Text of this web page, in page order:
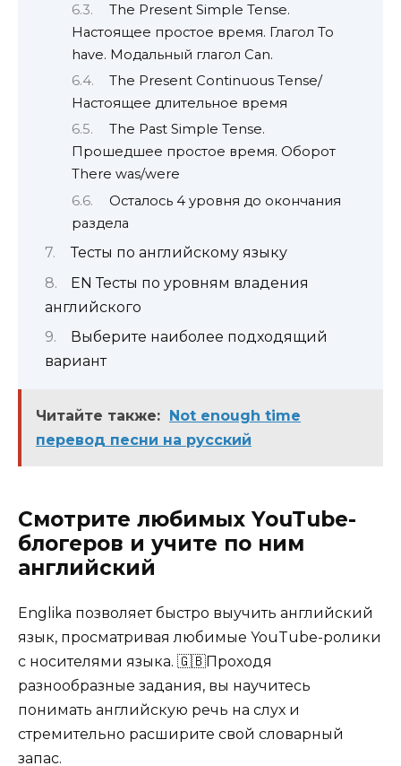
The Present Simple Tense.
Настоящее простое время. Глагол To
have. Модальный глагол Can.
The Present Continuous Tense/
Настоящее длительное время
The Past Simple Tense.
Прошедшее проcтое время. Оборот
There was/were
Осталось 4 уровня до окончания
раздела
Тесты по английскому языку
EN Тесты по уровням владения
английского
Выберите наиболее подходящий
вариант
Читайте также: Not enough time
перевод песни на русский
Смотрите любимых YouTube-
блогеров и учите по ним
английский
Englika позволяет быстро выучить английский
язык, просматривая любимые YouTube-ролики
с носителями языка. 🇬🇧Проходя
разнообразные задания, вы научитесь
понимать английскую речь на слух и
стремительно расширите свой словарный
запас.